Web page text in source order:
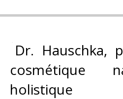
Dr. Hauschka,
cosmétique
holistique